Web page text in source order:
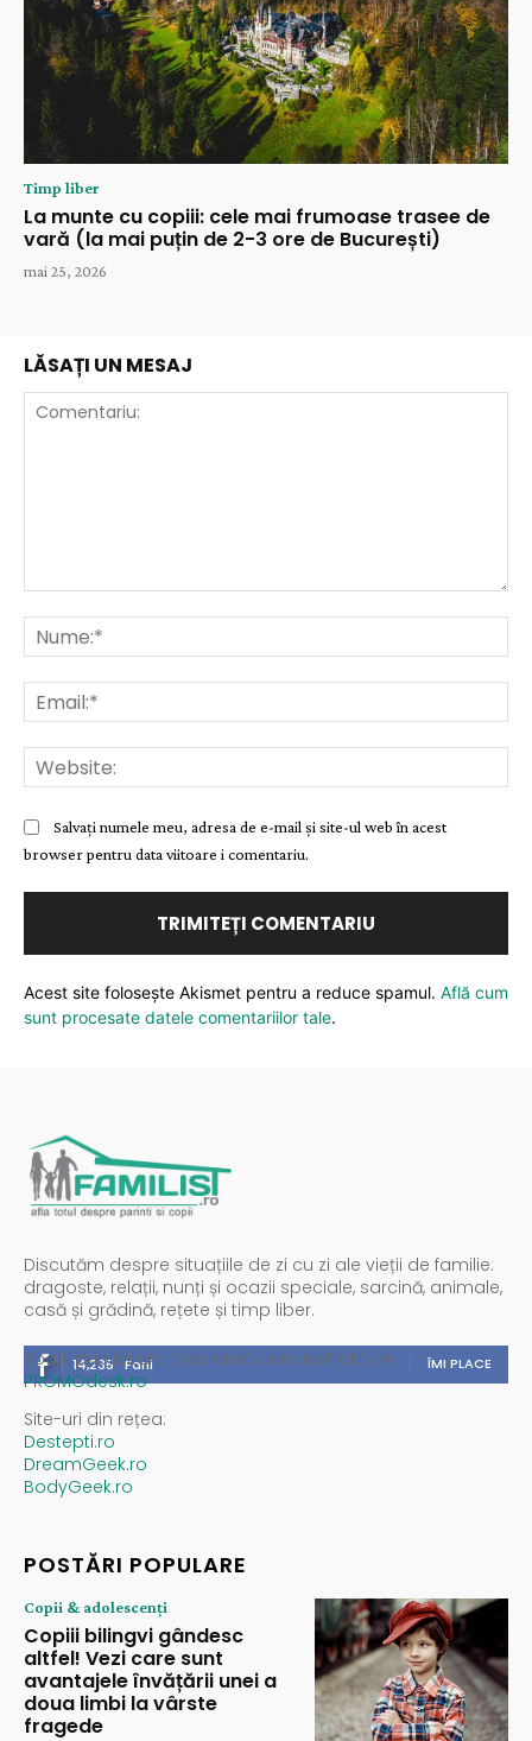
Timp liber
La munte cu copiii: cele mai frumoase trasee de
vară (la mai puțin de 2-3 ore de București)
mai 25, 2026
LĂSAȚI UN MESAJ
Salvați numele meu, adresa de e-mail și site-ul web în acest
browser pentru data viitoare i comentariu.
Acest site folosește Akismet pentru a reduce spamul. Află cum
sunt procesate datele comentariilor tale.
Discutăm despre situațiile de zi cu zi ale vieții de familie:
dragoste, relații, nunți și ocazii speciale, sarcină, animale,
casă și grădină, rețete și timp liber.
14,235 Fani ÎMI PLACE
Spații publicitare / reclamă administrată de
PROMOdesk.ro
Site-uri din rețea:
Destepti.ro
DreamGeek.ro
BodyGeek.ro
POSTĂRI POPULARE
Copii & adolescenți
Copiii bilingvi gândesc
altfel! Vezi care sunt
avantajele învățării unei a
doua limbi la vârste
fragede